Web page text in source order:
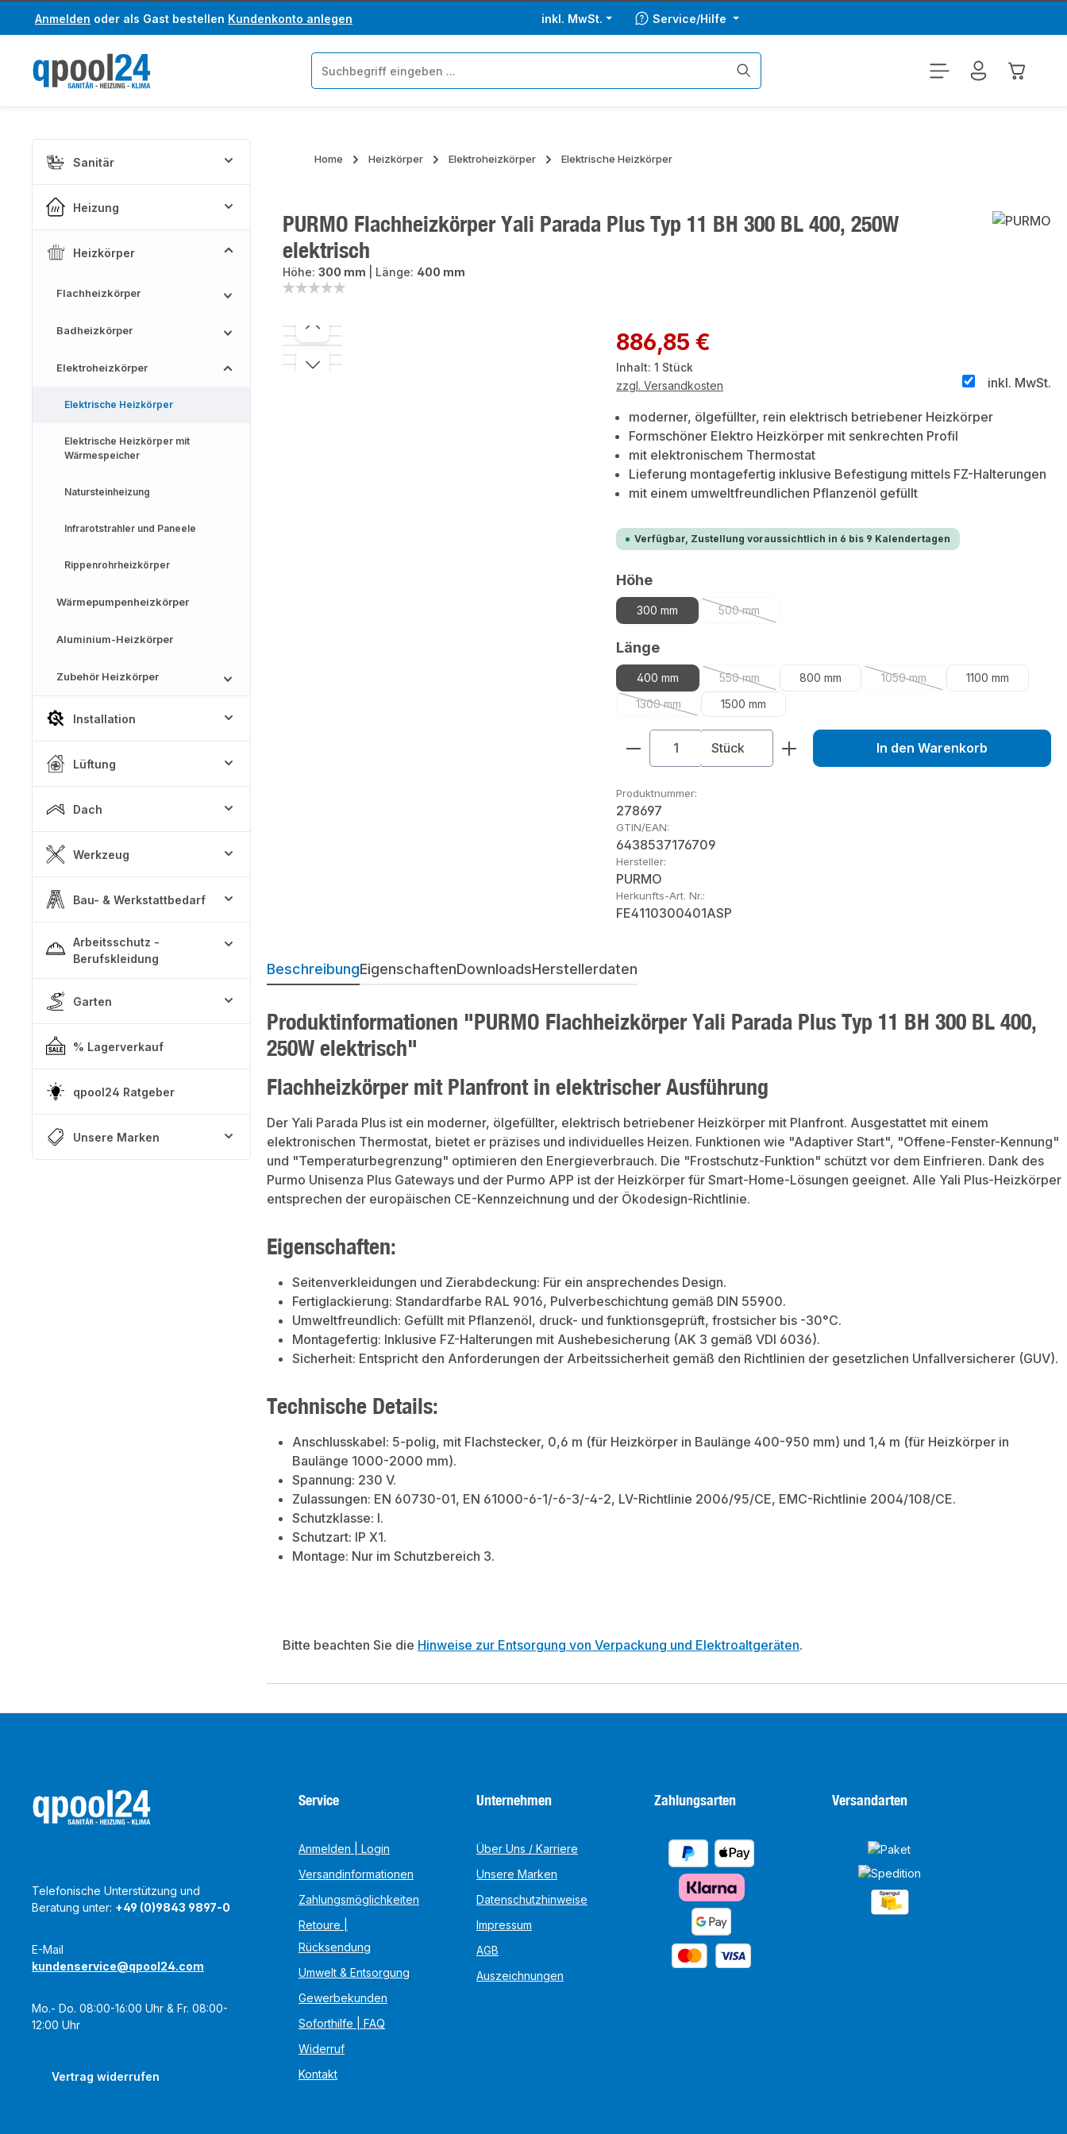
Hauptinhalt springen
Zur Suche springen
Anmelden oder als Gast bestellen Kundenkonto anlegen inkl. MwSt. Service/Hilfe
Sanitär
Heizung
Heizkörper
Flachheizkörper
Badheizkörper
Elektroheizkörper
Elektrische Heizkörper
Elektrische Heizkörper mit
Wärmespeicher
Natursteinheizung
Infrarotstrahler und Paneele
Rippenrohrheizkörper
Wärmepumpenheizkörper
Aluminium-Heizkörper
Zubehör Heizkörper
Installation
Lüftung
Dach
Werkzeug
Bau- & Werkstattbedarf
Arbeitsschutz -
Berufskleidung
Garten
% Lagerverkauf
qpool24 Ratgeber
Unsere Marken
Home Heizkörper Elektroheizkörper Elektrische Heizkörper
PURMO Flachheizkörper Yali Parada Plus Typ 11 BH 300 BL 400, 250W
elektrisch
Höhe: 300 mm Länge: 400 mm
Bildergalerie überspringen Regulärer Preis:
886,85 €
Inhalt: 1 Stück
inkl. MwSt.
zzgl. Versandkosten
moderner, ölgefüllter, rein elektrisch betriebener Heizkörper
Formschöner Elektro Heizkörper mit senkrechten Profil
mit elektronischem Thermostat
Lieferung montagefertig inklusive Befestigung mittels FZ-Halterungen
mit einem umweltfreundlichen Pflanzenöl gefüllt
Verfügbar, Zustellung voraussichtlich in 6 bis 9 Kalendertagen
Höheauswählen
300 mm 500 mm
(Diese Option ist zurzeit nicht verfügbar.)
Längeauswählen
400 mm 550 mm
(Diese Option ist zurzeit nicht verfügbar.)
800 mm 1050 mm
(Diese Option ist zurzeit nicht
1100 mm
1300 mm
(Diese Option ist zurzeit nicht verfügbar.)
1500 mm
Produkt Anzahl: Gib den gewünschten Wert
Stück In den Warenkorb
Produktnummer:
278697
GTIN/EAN:
6438537176709
Hersteller:
PURMO
Herkunfts-Art. Nr.:
FE4110300401ASP
BeschreibungEigenschaftenDownloadsHerstellerdaten
Produktinformationen "PURMO Flachheizkörper Yali Parada Plus Typ 11 BH 300 BL 400,
250W elektrisch"
Flachheizkörper mit Planfront in elektrischer Ausführung
Der Yali Parada Plus ist ein moderner, ölgefüllter, elektrisch betriebener Heizkörper mit Planfront. Ausgestattet mit einem
elektronischen Thermostat, bietet er präzises und individuelles Heizen. Funktionen wie "Adaptiver Start", "Offene-Fenster-Kennung"
und "Temperaturbegrenzung" optimieren den Energieverbrauch. Die "Frostschutz-Funktion" schützt vor dem Einfrieren. Dank des
Purmo Unisenza Plus Gateways und der Purmo APP ist der Heizkörper für Smart-Home-Lösungen geeignet. Alle Yali Plus-Heizkörper
entsprechen der europäischen CE-Kennzeichnung und der Ökodesign-Richtlinie.
Eigenschaften:
Seitenverkleidungen und Zierabdeckung: Für ein ansprechendes Design.
Fertiglackierung: Standardfarbe RAL 9016, Pulverbeschichtung gemäß DIN 55900.
Umweltfreundlich: Gefüllt mit Pflanzenöl, druck- und funktionsgeprüft, frostsicher bis -30°C.
Montagefertig: Inklusive FZ-Halterungen mit Aushebesicherung (AK 3 gemäß VDI 6036).
Sicherheit: Entspricht den Anforderungen der Arbeitssicherheit gemäß den Richtlinien der gesetzlichen Unfallversicherer (GUV).
Technische Details:
Anschlusskabel: 5-polig, mit Flachstecker, 0,6 m (für Heizkörper in Baulänge 400-950 mm) und 1,4 m (für Heizkörper in
Baulänge 1000-2000 mm).
Spannung: 230 V.
Zulassungen: EN 60730-01, EN 61000-6-1/-6-3/-4-2, LV-Richtlinie 2006/95/CE, EMC-Richtlinie 2004/108/CE.
Schutzklasse: I.
Schutzart: IP X1.
Montage: Nur im Schutzbereich 3.
Bitte beachten Sie die Hinweise zur Entsorgung von Verpackung und Elektroaltgeräten.
Telefonische Unterstützung und
Beratung unter: +49 (0)9843 9897-0
E-Mail
kundenservice@qpool24.com
Mo.- Do. 08:00-16:00 Uhr & Fr. 08:00-
12:00 Uhr
Vertrag widerrufen
Service
Anmelden | Login
Versandinformationen
Zahlungsmöglichkeiten
Retoure |
Rücksendung
Umwelt & Entsorgung
Gewerbekunden
Soforthilfe | FAQ
Widerruf
Kontakt
Unternehmen
Über Uns / Karriere
Unsere Marken
Datenschutzhinweise
Impressum
AGB
Auszeichnungen
Zahlungsarten Versandarten